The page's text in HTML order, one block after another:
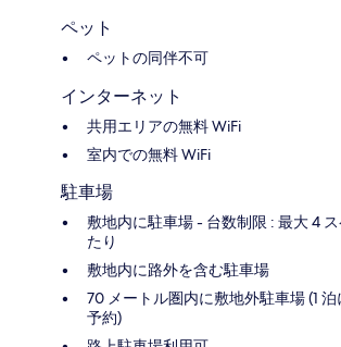
ペット
ペットの同伴不可
インターネット
共用エリアの無料 WiFi
室内での無料 WiFi
駐車場
敷地内に駐車場 - 台数制限 : 最大 4
たり
敷地内に路外を含む駐車場
70 メートル圏内に敷地外駐車場 (1
予約)